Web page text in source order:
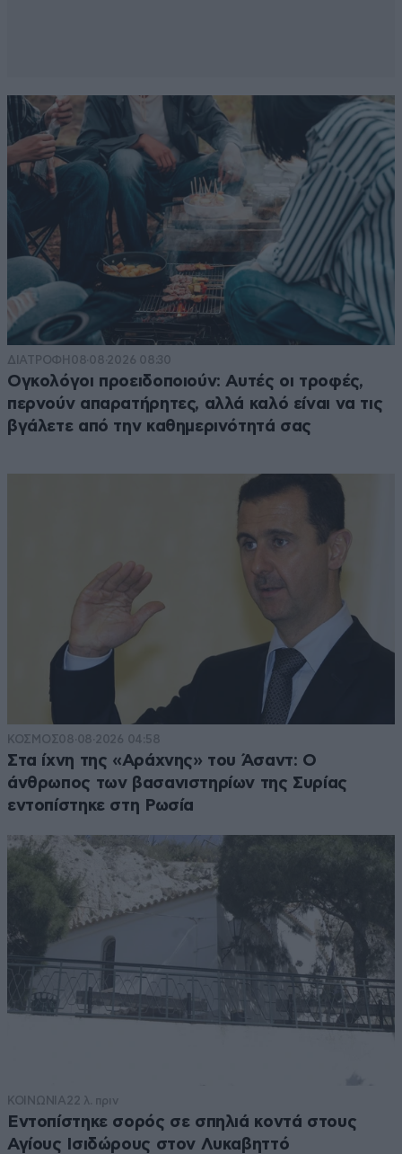
ΔΙΑΤΡΟΦΗ 08·08·2026 08:30
Ογκολόγοι προειδοποιούν: Αυτές οι τροφές,
περνούν απαρατήρητες, αλλά καλό είναι να τις
βγάλετε από την καθημερινότητά σας
ΚΟΣΜΟΣ08·08·2026 04:58
Στα ίχνη της «Αράχνης» του Άσαντ: Ο
άνθρωπος των βασανιστηρίων της Συρίας
εντοπίστηκε στη Ρωσία
ΚΟΙΝΩΝΙΑ 22 λ. πριν
Εντοπίστηκε σορός σε σπηλιά κοντά στους
Αγίους Ισιδώρους στον Λυκαβηττό